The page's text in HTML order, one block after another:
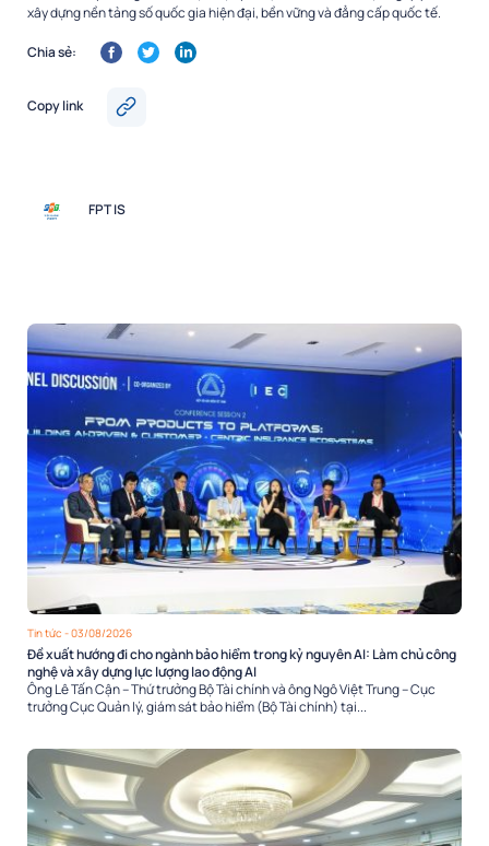
xây dựng nền tảng số quốc gia hiện đại, bền vững và đẳng cấp quốc tế.
Chia sẻ:
Copy link
FPT IS
Tin tức - 03/08/2026
Đề xuất hướng đi cho ngành bảo hiểm trong kỷ nguyên AI: Làm chủ công
nghệ và xây dựng lực lượng lao động AI
Ông Lê Tấn Cận – Thứ trưởng Bộ Tài chính và ông Ngô Việt Trung – Cục
trưởng Cục Quản lý, giám sát bảo hiểm (Bộ Tài chính) tại...